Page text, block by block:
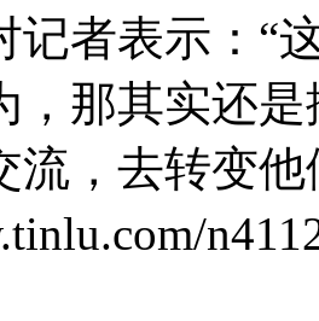
记者表示：“
，那其实还
流，去转变